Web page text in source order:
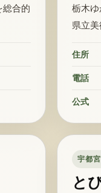
総合的
栃木
県立
住所
電話
公式
宇都
と